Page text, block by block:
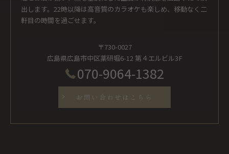
出します。22時以降は高音質のカラオケも楽しめ、移動なく二
軒目の時間を過ごせます。
〒730-0027
広島県広島市中区薬研堀6-12 第４エルビル3F
070-9064-1382
お問い合わせはこちら